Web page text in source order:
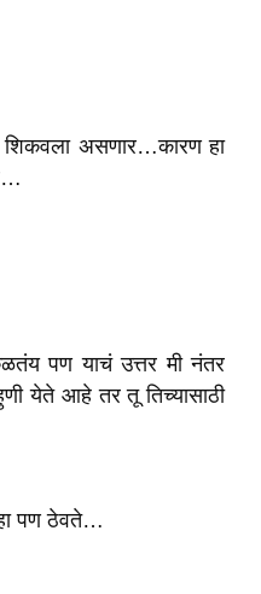
शिकवला असणार…कारण हा
पण याचं उत्तर मी नंतर
येते आहे तर तू तिच्यासाठी
पण ठेवते…